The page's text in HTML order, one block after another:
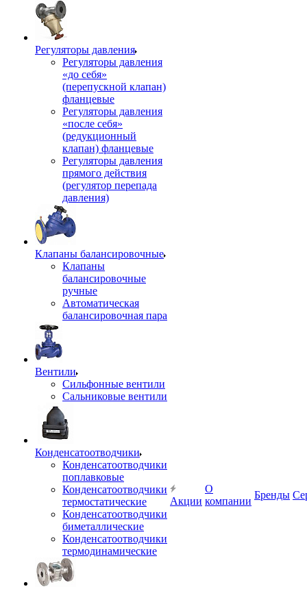
Регуляторы давления
Регуляторы давления
«до себя»
(перепускной клапан)
фланцевые
Регуляторы давления
«после себя»
(редукционный
клапан) фланцевые
Регуляторы давления
прямого действия
(регулятор перепада
давления)
Клапаны балансировочные
Клапаны
балансировочные
ручные
Автоматическая
балансировочная пара
Вентили
Сильфонные вентили
Сальниковые вентили
Конденсатоотводчики
Конденсатоотводчики
поплавковые
Конденсатоотводчики
термостатические
Конденсатоотводчики
биметаллические
Конденсатоотводчики
термодинамические
Акции
О
компании
Бренды